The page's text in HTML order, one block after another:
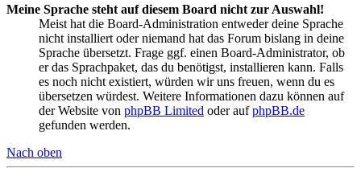
Meine Sprache steht auf diesem Board nicht zur Auswahl!
Meist hat die Board-Administration entweder deine Sprache
nicht installiert oder niemand hat das Forum bislang in deine
Sprache übersetzt. Frage ggf. einen Board-Administrator, ob
er das Sprachpaket, das du benötigst, installieren kann. Falls
es noch nicht existiert, würden wir uns freuen, wenn du es
übersetzen würdest. Weitere Informationen dazu können auf
der Website von phpBB Limited oder aufphpBB.de
gefunden werden.
Nach oben